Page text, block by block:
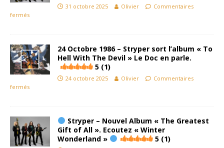
31 octobre 2025 Olivier
Commentaires
fermés
24 Octobre 1986 – Stryper sort l’album « To
Hell With The Devil » Le Doc en parle.
5 (1)
24 octobre 2025 Olivier
Commentaires
fermés
Stryper – Nouvel Album « The Greatest
Gift of All ». Ecoutez « Winter
Wonderland »
5 (1)